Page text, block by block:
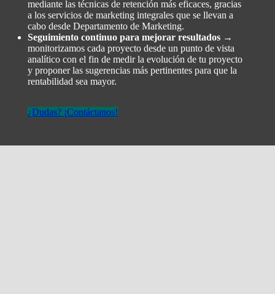
mediante las técnicas de retención más eficaces, gracias
a los servicios de marketing integrales que se llevan a
cabo desde Departamento de Marketing.
Seguimiento continuo para mejorar resultados →
monitorizamos cada proyecto desde un punto de vista
analítico con el fin de medir la evolución de tu proyecto
y proponer las sugerencias más pertinentes para que la
rentabilidad sea mayor.
¿Dudas? ¡Contáctanos!